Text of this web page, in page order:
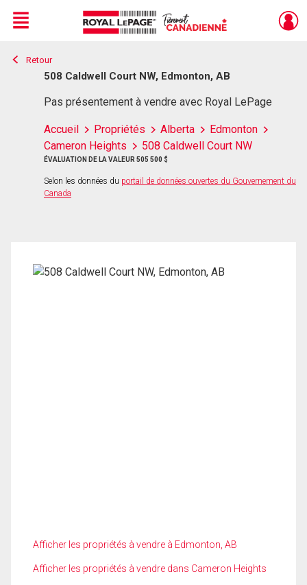
Live
En Direct
Menu
Retour
508 Caldwell Court NW, Edmonton, AB
Pas présentement à vendre avec Royal LePage
Accueil Propriétés Alberta
Edmonton
Cameron Heights
508 Caldwell Court NW
ÉVALUATION DE LA VALEUR 505 500 $
Selon les données du portail de données ouvertes du Gouvernement du
Canada
Afficher les propriétés à vendre à Edmonton, AB
Afficher les propriétés à vendre dans Cameron Heights